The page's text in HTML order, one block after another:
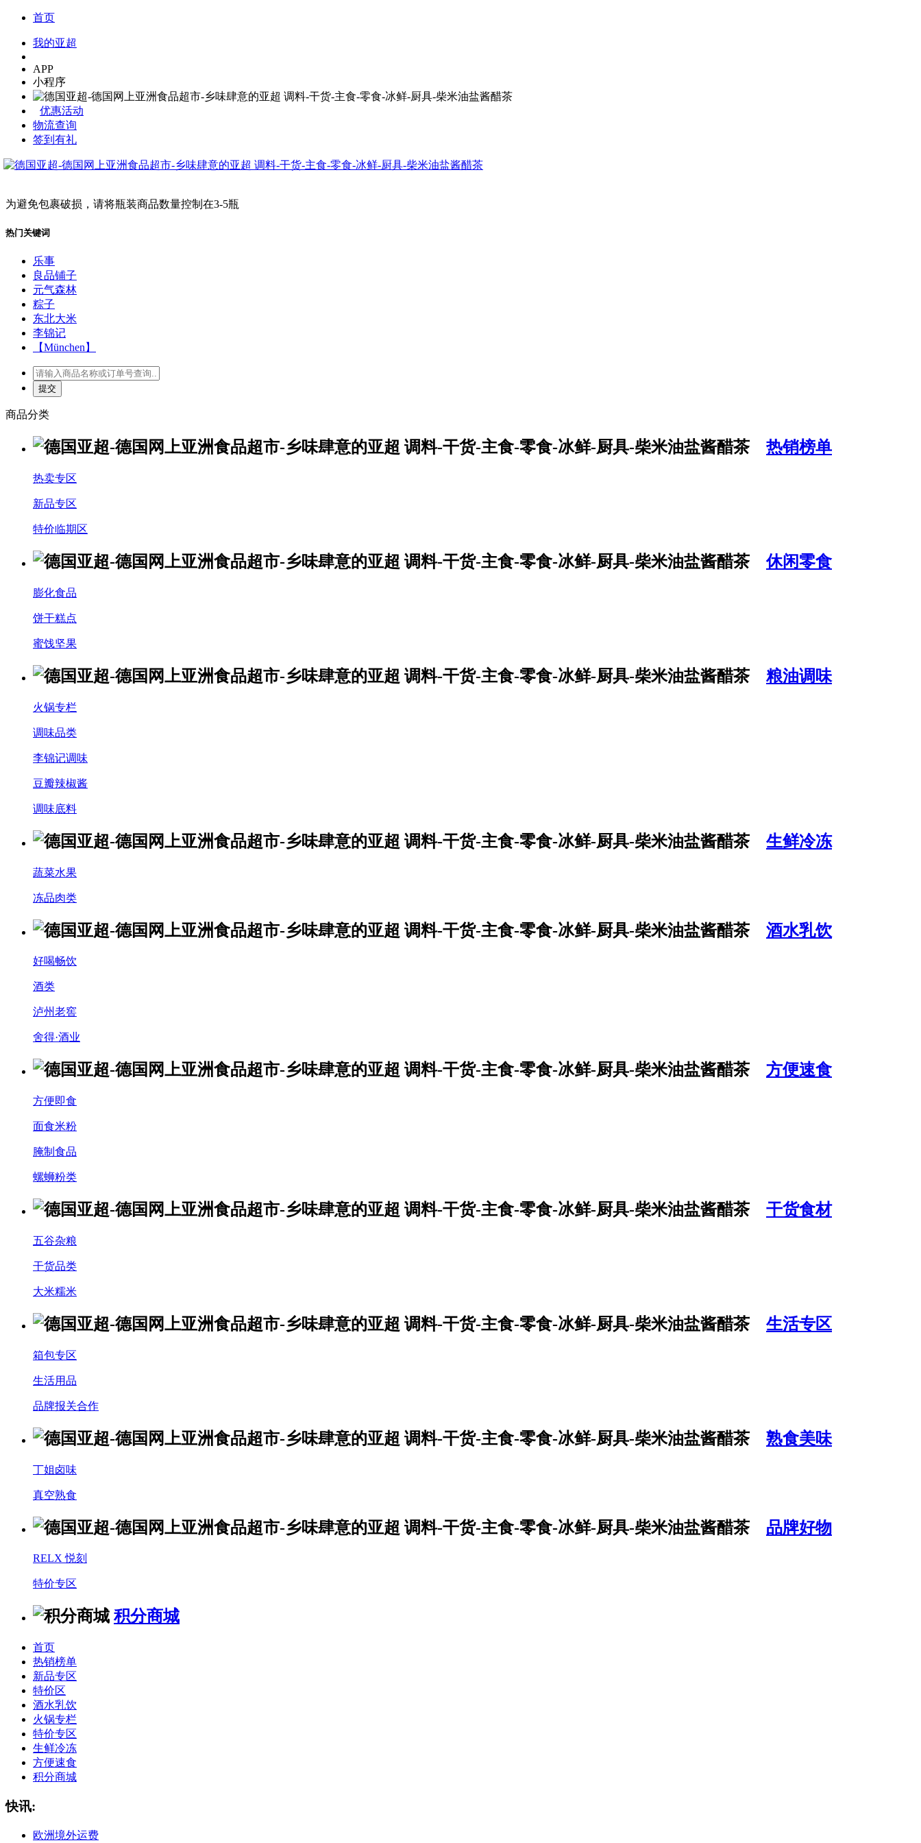
首页
我的亚超
APP
小程序
优惠活动
物流查询
签到有礼
为避免包裹破损，请将瓶装商品数量控制在3-5瓶
热门关键词
乐事
良品铺子
元气森林
粽子
东北大米
李锦记
【München】
商品分类
热销榜单
热卖专区
新品专区
特价临期区
休闲零食
膨化食品
饼干糕点
蜜饯坚果
粮油调味
火锅专栏
调味品类
李锦记调味
豆瓣辣椒酱
调味底料
生鲜冷冻
蔬菜水果
冻品肉类
酒水乳饮
好喝畅饮
酒类
泸州老窖
舍得·酒业
方便速食
方便即食
面食米粉
腌制食品
螺蛳粉类
干货食材
五谷杂粮
干货品类
大米糯米
生活专区
箱包专区
生活用品
品牌报关合作
熟食美味
丁姐卤味
真空熟食
品牌好物
RELX 悦刻
特价专区
积分商城
首页
热销榜单
新品专区
特价区
酒水乳饮
火锅专栏
特价专区
生鲜冷冻
方便速食
积分商城
快讯:
欧洲境外运费